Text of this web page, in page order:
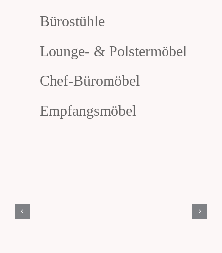
Bürostühle
Lounge- & Polstermöbel
Chef-Büromöbel
Empfangsmöbel